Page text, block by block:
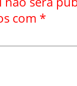
com *